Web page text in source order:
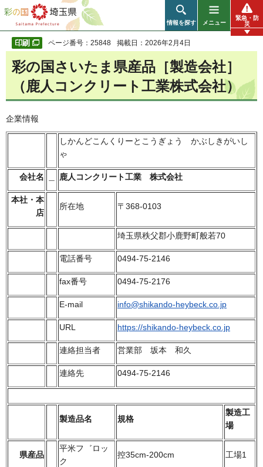
彩の国 埼玉県
情報を探す メニュー
緊急・防
災
ページ番号：25848 掲載日：2026年2月4日
彩の国さいたま県産品［製造会社］
（鹿人コンクリート工業株式会社）
企業情報
しかんどこんくりーとこうぎょう かぶしきがいし
ゃ
会社名 鹿人コンクリート工業 株式会社
本社・本
店
所在地 〒368-0103
埼玉県秩父郡小鹿野町般若70
電話番号 0494-75-2146
fax番号 0494-75-2176
E-mail info@shikando-heybeck.co.jp
URL https://shikando-heybeck.co.jp
連絡担当者 営業部 坂本 和久
連絡先 0494-75-2146
製造品名 規格
製造工
場
県産品
平米フ゛ロッ
ク
控35cm-200cm 工場1